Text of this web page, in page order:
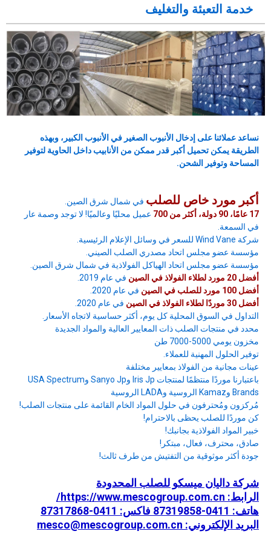
خدمة التعبئة والتغليف
نساعد عملائنا على إدخال الأنبوب الصغير في الأنبوب الكبير، وبهذه
الطريقة يمكن تحميل أكبر قدر ممكن من الأنابيب داخل الحاوية لتوفير
المساحة وتوفير الشحن.
أكبر مورد خاص للصلب في شمال شرق الصين.
17 عامًا، 90 دولة، أكثر من 700
عميل محليًا وعالميًا! لا توجد وصمة عار
في السمعة.
شركة Wind Vane للسعر في وسائل الإعلام الرئيسية.
مؤسسة عضو مجلس اتحاد مصدري الصلب الصيني.
مؤسسة عضو مجلس اتحاد الهياكل الفولاذية في شمال شرق الصين.
أفضل 20 مورد لطلاء الفولاذ في الصين
في عام 2019.
أفضل 100 مورد للصلب في الصين
في عام 2020.
أفضل 30 موردًا لطلاء الفولاذ في الصين
في عام 2020.
التداول في السوق المحلية كل يوم، أكثر حساسية لاتجاه الأسعار.
محدد في منتجات الصلب ذات المعايير العالية والمواد الجديدة
مخزون يومي 5000-7000 طن
توفير الحلول المهنية للعملاء.
عينات مجانية من الفولاذ بمعايير مختلفة
باعتبارنا موردًا منتظمًا لمنتجات Iris Jp وSanyo Jp وUSA Spectrum
Brands وKamaz الروسية وLADA الروسية
مُركزون ومُحترفون في حلول المواد الخام القائمة على منتجات الصلب!
كن موردًا للصلب يحظى بالاحترام!
خبير المواد الفولاذية بجانبك!
صادق، محترف، فعال، مبتكر!
جودة أكثر موثوقية من التفتيش من طرف ثالث!
شركة داليان ميسكو للصلب المحدودة
الرابط: https://www.mescogroup.com.cn/
هاتف: 0411-87319858 فاكس: 0411-87317868
البريد الإلكتروني: mesco@mescogroup.com.cn